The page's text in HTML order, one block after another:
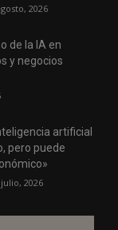
2026
de la IA en
y negocios
artificial
pero puede
2026